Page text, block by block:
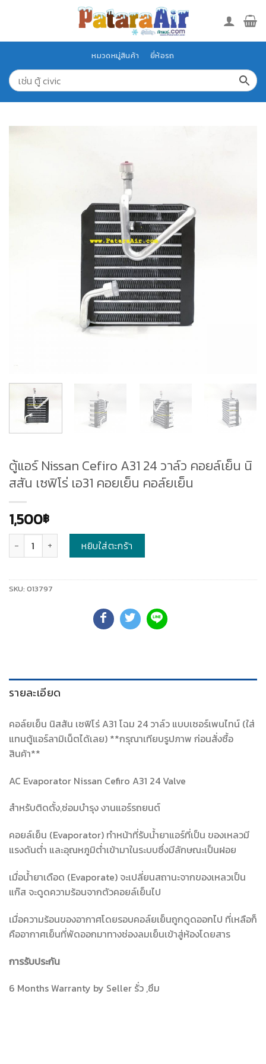
หมวดหมู่สินค้า ยี่ห้อรถ
ตู้แอร์ Nissan Cefiro A31 24 วาล์ว คอยล์เย็น นิ
สสัน เซฟิโร่ เอ31 คอยเย็น คอล์ยเย็น
1,500฿
หยิบใส่ตะกร้า
SKU: 013797
รายละเอียด
คอล์ยเย็น นิสสัน เซฟิโร่ A31 โฉม 24 วาล์ว แบบเซอร์เพนไทน์ (ใส่
แทนตู้แอร์ลามิเน็ตได้เลย) **กรุณาเทียบรูปภาพ ก่อนสั่งซื้อ
สินค้า**
AC Evaporator Nissan Cefiro A31 24 Valve
สำหรับติดตั้ง,ซ่อมบำรุง งานแอร์รถยนต์
คอยล์เย็น (Evaporator) ทำหน้าที่รับน้ำยาแอร์ที่เป็น ของเหลวมี
แรงดันต่ำ และอุณหภูมิต่ำเข้ามาในระบบซึ่งมีลักษณะเป็นฝอย
เมื่อน้ำยาเดือด (Evaporate) จะเปลี่ยนสถานะจากของเหลวเป็น
แก๊ส จะดูดความร้อนจากตัวคอยล์เย็นไป
เมื่อความร้อนของอากาศโดยรอบคอล์ยเย็นถูกดูดออกไป ที่เหลือก็
คืออากาศเย็นที่พัดออกมาทางช่องลมเย็นเข้าสู่ห้องโดยสาร
การรับประกัน
6 Months Warranty by Seller รั่ว ,ซึม